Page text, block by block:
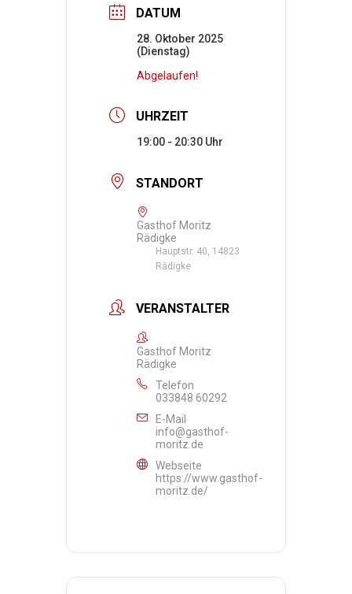
DATUM
28. Oktober 2025
(Dienstag)
Abgelaufen!
UHRZEIT
19:00 - 20:30
STANDORT
Gasthof Moritz
Rädigke
Hauptstr. 40, 14823
Rädigke
VERANSTALTER
Gasthof Moritz
Rädigke
Telefon
033848 60292
E-Mail
info@gasthof-
moritz.de
Webseite
https://www.gasthof-
moritz.de/